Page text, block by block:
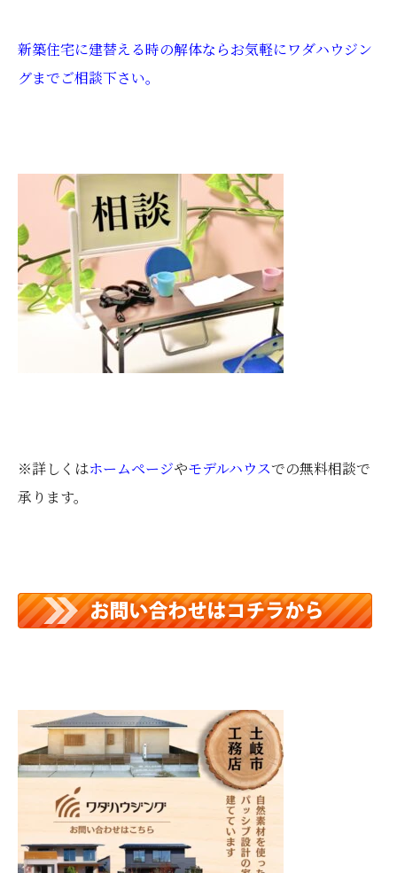
新築住宅に建替える時の解体ならお気軽にワダハウジン
グまでご相談下さい。
※詳しくはホームページやモデルハウスでの無料相談で
承ります。